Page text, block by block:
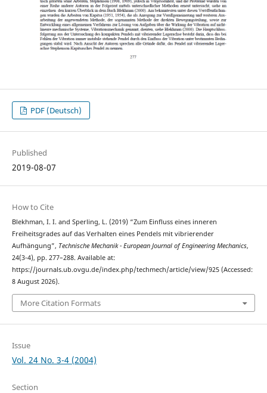
PDF (Deutsch)
Published
2019-08-07
How to Cite
Blekhman, I. I. and Sperling, L. (2019) “Zum Einfluss eines inneren
Freiheitsgrades auf das Verhalten eines Pendels mit vibrierender
Aufhängung”, Technische Mechanik - European Journal of Engineering Mechanics,
24(3-4), pp. 277–288. Available at:
https://journals.ub.ovgu.de/index.php/techmech/article/view/925 (Accessed:
8 August 2026).
More Citation Formats
Issue
Vol. 24 No. 3-4 (2004)
Section